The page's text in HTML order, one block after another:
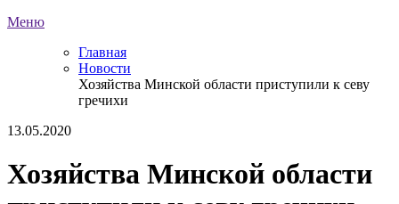
Меню
Главная
Новости
Хозяйства Минской области приступили к севу
гречихи
13.05.2020
Хозяйства Минской области